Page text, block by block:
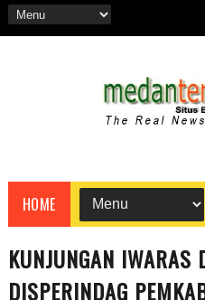
HOME
KUNJUNGAN IWARAS
DISPERINDAG